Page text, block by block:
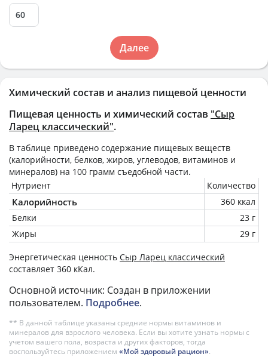
Химический состав и анализ пищевой ценности
Пищевая ценность и химический состав "Сыр
Ларец классический".
В таблице приведено содержание пищевых веществ
(калорийности, белков, жиров, углеводов, витаминов и
минералов) на 100 грамм съедобной части.
Нутриент
Количество
Калорийность
360 ккал
Белки
23 г
Жиры
29 г
Энергетическая ценность Сыр Ларец классический
составляет 360 кКал.
Основной источник: Создан в приложении
пользователем. Подробнее.
** В данной таблице указаны средние нормы витаминов и
минералов для взрослого человека. Если вы хотите узнать нормы с
учетом вашего пола, возраста и других факторов, тогда
воспользуйтесь приложением «Мой здоровый рацион».
Далее